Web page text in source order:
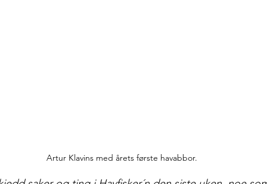
Artur Klavins med årets første havabbor.